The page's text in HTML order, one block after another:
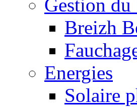
Gestion du
Breizh
Energies
Solaire